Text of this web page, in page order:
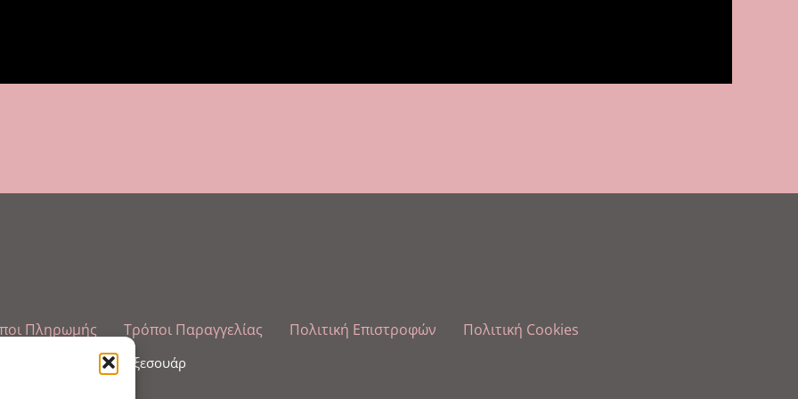
Πληρωμής Τρόποι Παραγγελίας Πολιτική Επιστροφών Πολιτική Cookies
άκρων και αξεσουάρ